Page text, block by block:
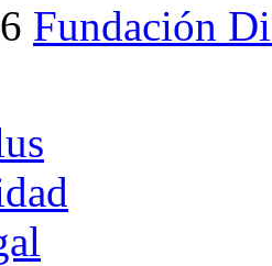
Fundación